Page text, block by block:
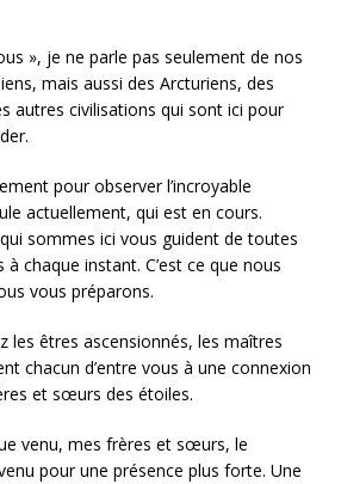
», je ne parle pas seulement de nos
mais aussi des Arcturiens, des
autres civilisations qui sont ici pour
pour observer l’incroyable
actuellement, qui est en cours.
qui sommes ici vous guident de toutes
chaque instant. C’est ce que nous
vous préparons.
les êtres ascensionnés, les maîtres
chacun d’entre vous à une connexion
et sœurs des étoiles.
venu, mes frères et sœurs, le
pour une présence plus forte. Une